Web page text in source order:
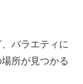
バラエティに
所が見つかる